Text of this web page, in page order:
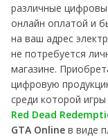
различные
онлайн оплатой и
на ваш адрес
не потребуется
магазине.
цифровую
среди которой игры
Red Dead
GTA Online в виде